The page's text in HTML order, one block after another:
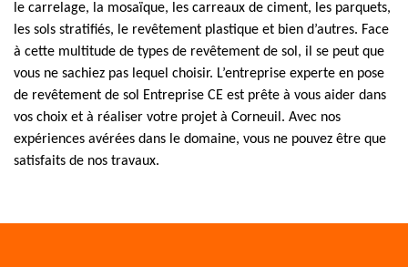
le carrelage, la mosaïque, les carreaux de ciment, les parquets,
les sols stratifiés, le revêtement plastique et bien d’autres. Face
à cette multitude de types de revêtement de sol, il se peut que
vous ne sachiez pas lequel choisir. L’entreprise experte en pose
de revêtement de sol Entreprise CE est prête à vous aider dans
vos choix et à réaliser votre projet à Corneuil. Avec nos
expériences avérées dans le domaine, vous ne pouvez être que
satisfaits de nos travaux.